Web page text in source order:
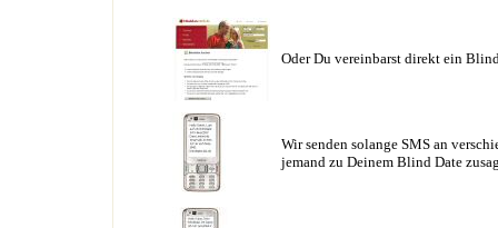
Oder Du vereinbarst direkt ein
Wir senden solange SMS an
jemand zu Deinem Blind Date